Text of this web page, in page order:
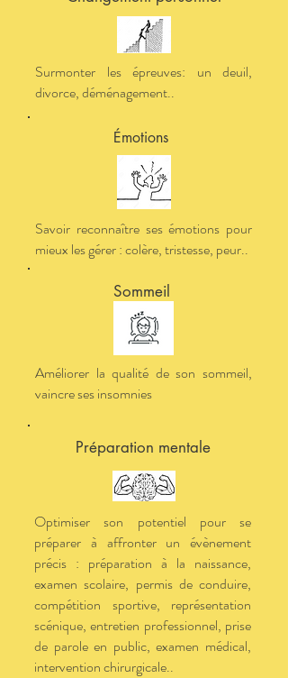
Surmonter les épreuves: un deuil,
divorce, déménagement..
Émotions
Savoir reconnaître ses émotions pour
mieux les gérer : colère, tristesse, peur..
Sommeil
Améliorer la qualité de son sommeil,
vaincre ses insomnies
Préparation mentale
Optimiser son potentiel pour se
préparer à affronter un évènement
précis : préparation à la naissance,
examen scolaire, permis de conduire,
compétition sportive, représentation
scénique, entretien professionnel, prise
de parole en public, examen médical,
intervention chirurgicale..